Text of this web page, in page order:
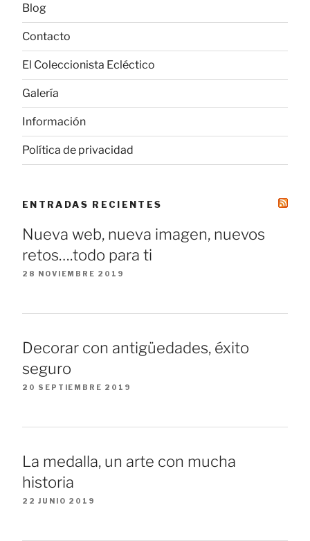
Blog
Contacto
El Coleccionista Ecléctico
Galería
Información
Política de privacidad
ENTRADAS RECIENTES
Nueva web, nueva imagen, nuevos
retos….todo para ti
28 NOVIEMBRE 2019
Decorar con antigüedades, éxito
seguro
20 SEPTIEMBRE 2019
La medalla, un arte con mucha
historia
22 JUNIO 2019